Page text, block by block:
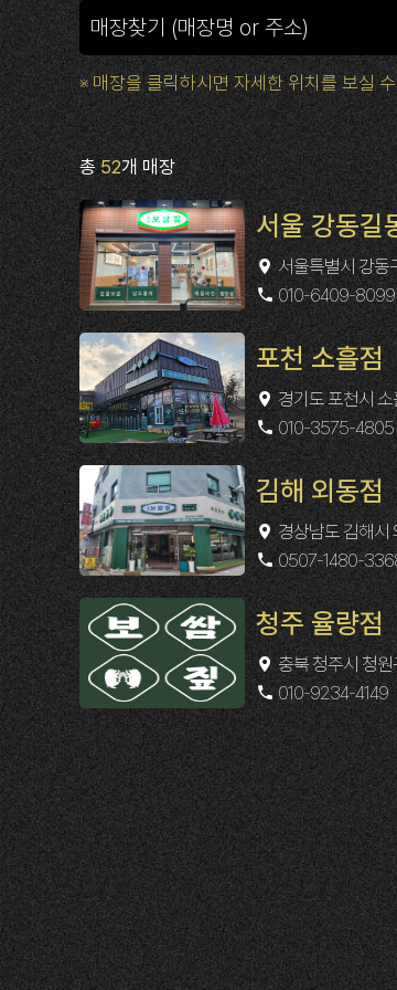
※ 매장을 클릭하시면 자세한 위치를 보실
총52개 매장
서울 강동길
서울특별시 강동
010-6409-8099
포천 소흘점
경기도 포천시
010-3575-4805
김해 외동점
경상남도 김해시
0507-1480-
청주 율량점
충북 청주시 청
010-9234-4149